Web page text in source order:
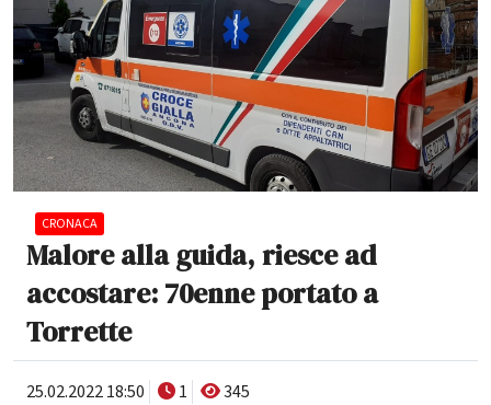
CRONACA
Malore alla guida, riesce ad
accostare: 70enne portato a
Torrette
25.02.2022 18:50 1
345